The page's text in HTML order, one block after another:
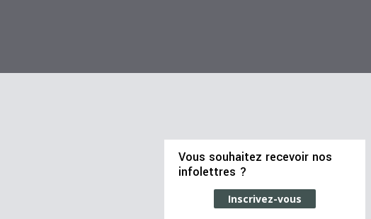
Vous souhaitez recevoir nos
infolettres ?
Inscrivez-vous